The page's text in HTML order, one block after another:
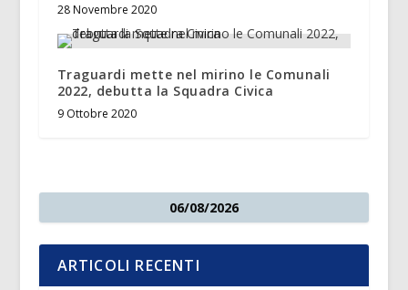
28 Novembre 2020
Traguardi mette nel mirino le Comunali
2022, debutta la Squadra Civica
9 Ottobre 2020
06/08/2026
ARTICOLI RECENTI